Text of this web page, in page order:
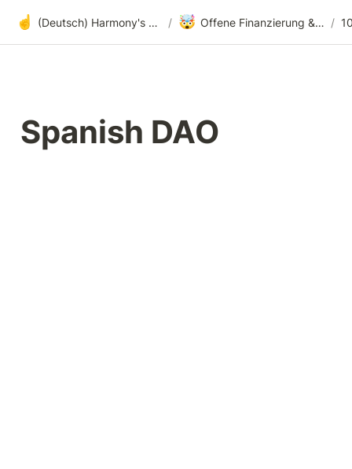
☝️ (Deutsch) Harmony's offene Entwicklung / 🤯 Offene Finanzierung & radikale Transparenz /
Spanish DAO